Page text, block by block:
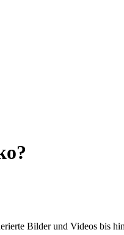
Bilder und Videos bis